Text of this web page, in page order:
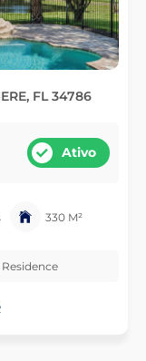
FL 34786
Ativo
330 M²